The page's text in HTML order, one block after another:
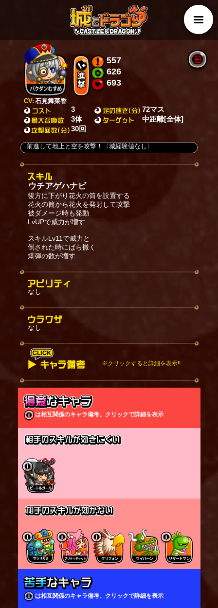
CV: 石見舞菜香
557
626
693
3
3体
30回
72マス
中距離[全体]
前進して地上と空を攻撃！〈城経験値なし〉
ウチアゲハナビ
後方に下がり花火の筒を設置する
花火の筒から花火を発射して攻撃
被ダメージ時も発動
LvUPで威力が増す
スキルLv11で威力と
倒された時にばら撒く
爆弾の数が増す
なし
なし
※クリックすると詳細を表示!!
スキル：
攻撃時と攻撃を受けた時にスキルが発動する。
スキルを発動すると後方に下がり、花火の筒を設置
する。
※攻撃時は真後ろに下がり、攻撃を受けた時は斜め
後ろに下がる
※下がっている間は受けるダメージが減少する
その後、設置してある花火の筒から花火が発射さ
れ、
地空の敵にダメージを与える。
※タッグ・トリオでは、
他の味方が設置した花火の筒からは花火が発射さ
った場合、
2発目以降の花火で与えるダメージが減少する。
号令：
戦場に花火の筒がある状態でバクダンむすめが通常
攻撃を行うと、
頭上のゲージが溜まっていく。
ゲージが貯まり切ると、通常攻撃の代わりに号令を
発して、
は相互関係のキャラ備考。クリックで詳細を表示
は相互関係のキャラ備考。クリックで詳細を表示